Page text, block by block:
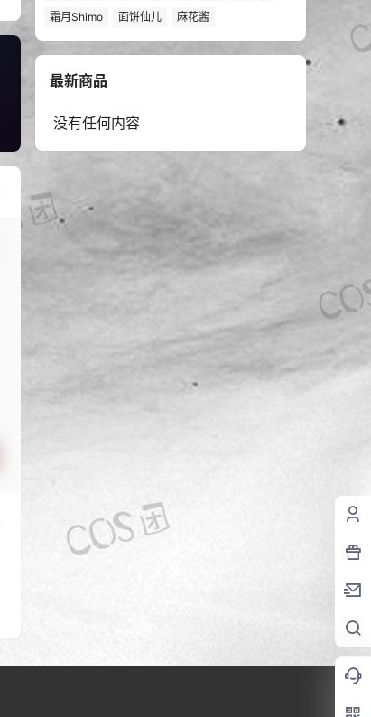
霜月Shimo
面饼仙儿 麻花酱
最新商品
没有任何内容